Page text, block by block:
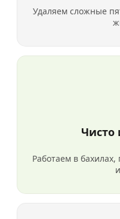
Удаляем сложные
Чисто
Работаем в бахилах,